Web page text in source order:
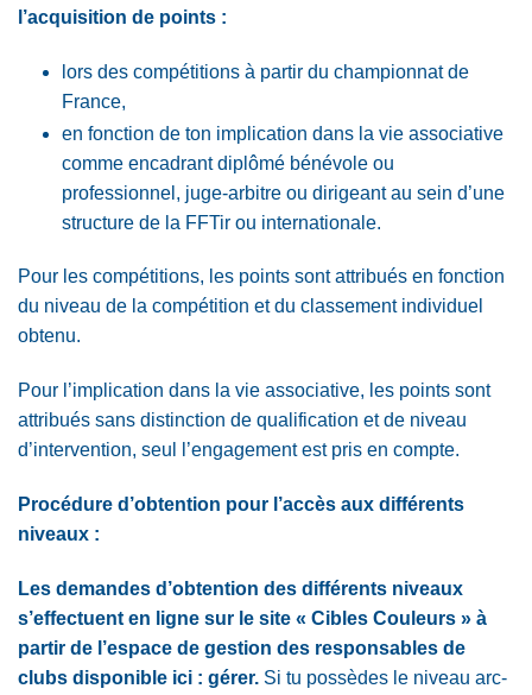
l’acquisition de points :
lors des compétitions à partir du championnat de
France,
en fonction de ton implication dans la vie associative
comme encadrant diplômé bénévole ou
professionnel, juge-arbitre ou dirigeant au sein d’une
structure de la FFTir ou internationale.
Pour les compétitions, les points sont attribués en fonction
du niveau de la compétition et du classement individuel
obtenu.
Pour l’implication dans la vie associative, les points sont
attribués sans distinction de qualification et de niveau
d’intervention, seul l’engagement est pris en compte.
Procédure d’obtention pour l’accès aux différents
niveaux :
Les demandes d’obtention des différents niveaux
s’effectuent en ligne sur le site « Cibles Couleurs » à
partir de l’espace de gestion des responsables de
clubs disponible ici : gérer. Si tu possèdes le niveau arc-